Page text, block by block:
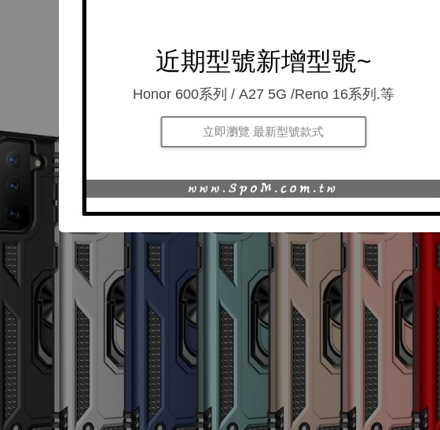
近期型號新增型號~
Honor 600系列 / A27 5G /Reno 16系列.等
立即瀏覽 最新型號款式